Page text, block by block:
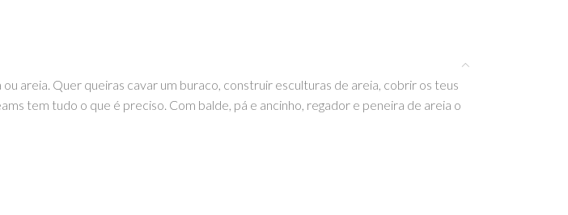
areia. Quer queiras cavar um buraco, construir esculturas de areia, cobrir os teus
tem tudo o que é preciso. Com balde, pá e ancinho, regador e peneira de areia o